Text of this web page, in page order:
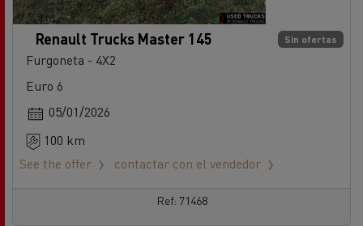
Sin ofertas
Renault Trucks Master 145
Furgoneta - 4X2
Euro 6
05/01/2026
100 km
See the offer
contactar con el vendedor
Ref: 71468